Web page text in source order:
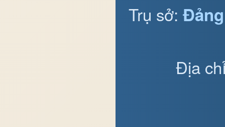
Trụ sở:
Địa